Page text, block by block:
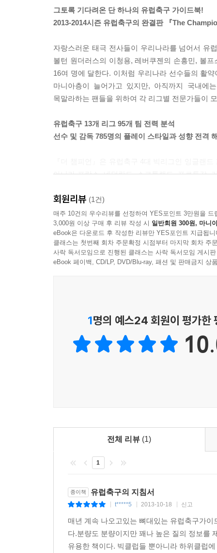
그토록 기다려온 단 하나의 유럽축구 가이드북!
2013-2014시즌 유럽축구의 완결판 『The
자랑스러운 태극 전사들이 우리나라를 넘어서 유
볼턴 원더러스의 이청용, 레버쿠젠의 손흥민, 볼
16여 명에 달한다. 이처럼 우리나라 선수들의 활
마니아층이 늘어가고 있지만, 아직까지 국내에
목말라하는 팬들을 위하여 각 리그별 전문가들이
유럽축구 13개 리그 95개 팀 전력 분석
선수 및 감독 785명의 플레이 스타일과 성향 전격
아니라 프랑스, 네덜란드, 스코틀랜드, 포르투갈,
송영주 축구 해설위원을 비롯한 축구 칼럼니스
기록과 선수 이적 사항을 바탕으로 한 2013-2014
각 구단별 선수들의 장단점과 플레이스타일은 물
유럽 무대에서 뛰고 있는 한국 선수들에 대한 이
골을 넣은 손흥민을 비롯하여 분데스리가 입성
이적한 박지성, 선덜랜드의 기성용, 지동원 등 유
2013-2014시즌 유럽축구를 100배 더 즐기는 탁월
유럽축구의 바이블 『더 챔피언』
1. 9년 동안 축적된 노하우로 한층 더 업그레이드!
『더 챔피언』은 2005년부터 9년째 발간하면서
강화된 정보를 담았다. 작년보다 소개하는 선수
함께 표기하여 독자들의 욕구를 보다 충족시키기
2. 유럽 13개 리그 95개 팀 전력?전술 분석 및 감
유럽축구 4대 빅리그 잉글랜드 프리미어리그,
있어, 2013-2014시즌이 끝날 때까지 항상 곁에
회원리뷰 (1건)
매주 10건의 우수리뷰를 선정하여 YES포인트 3만원을 드
3,000원 이상 구매 후 리뷰 작성 시 일반회원 300원, 마니
eBook은 다운로드 후 작성한 리뷰만 YES포인트 지급됩니
클래스는 첫번째 회차 주문확정 시점부터 마지막 회차 주
사락 독서모임으로 진행된 클래스는 사락 독서모임 게시
eBook 페이백, CD/LP, DVD/Blu-ray, 패션 및 판매금지 상
1명의 예스24 회원이 평가한
전체 리뷰 (1)
1
종이책 유럽축구의 지침서
t*****5 2013-10-18 신고
매년 계속 나오고있는 뼈대있는 유럽축구가
다.분량도 분량이지만 꽤나 높은 질의 정보를
유용한 책이다. 빅클럽들 뿐아니라 하위클럽